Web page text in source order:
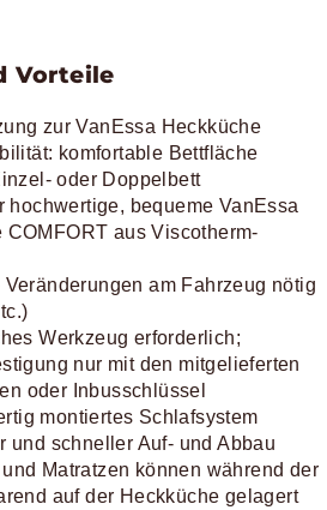
Vorteile
zur VanEssa Heckküche
komfortable Bettfläche
oder Doppelbett
hochwertige, bequeme VanEssa
COMFORT aus Viscotherm-
am Fahrzeug nötig
Werkzeug erforderlich;
nur mit den mitgelieferten
oder Inbusschlüssel
montiertes Schlafsystem
und schneller Auf- und Abbau
Matratzen können während der
auf der Heckküche gelagert